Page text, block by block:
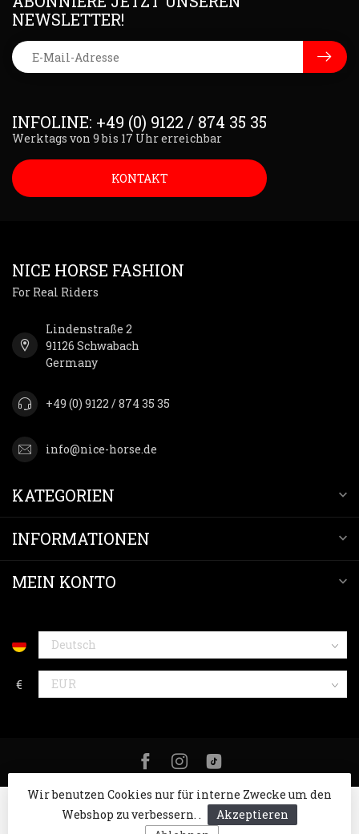
INFOLINE: +49 (0) 9122 / 874 35 35
Werktags von 9 bis 17 Uhr erreichbar
KONTAKT
NEWSLETTER!
NICE HORSE FASHION
For Real Riders
Lindenstraße 2
91126 Schwabach
Germany
+49 (0) 9122 / 874 35 35
info@nice-horse.de
KATEGORIEN
INFORMATIONEN
MEIN KONTO
€
Wir benutzen Cookies nur für interne Zwecke um den
Webshop zu verbessern. .
Akzeptieren